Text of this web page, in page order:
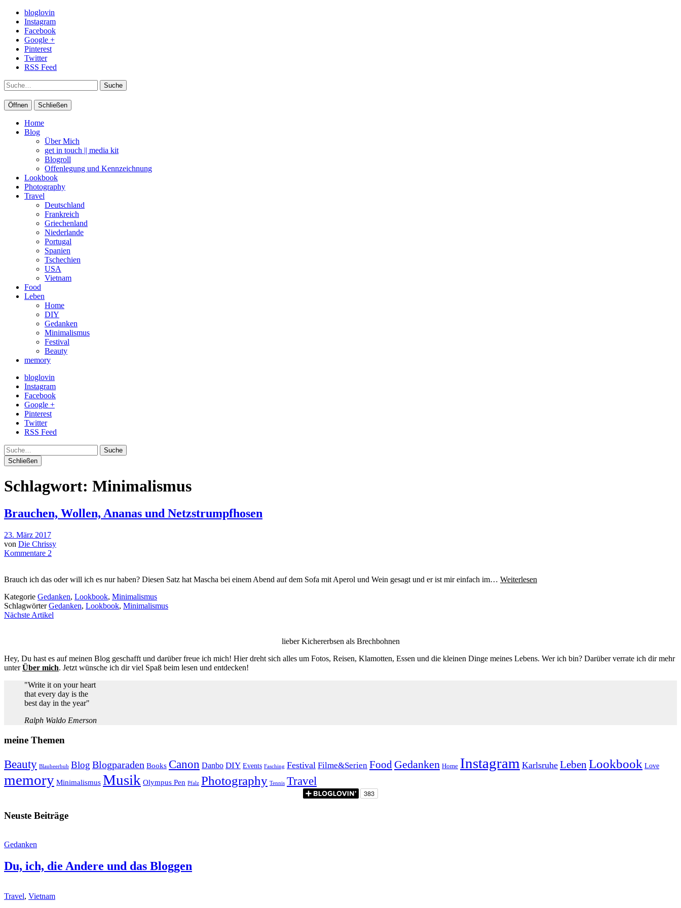
bloglovin
Instagram
Facebook
Google +
Pinterest
Twitter
RSS Feed
Suche
Öffnen Schließen
Home
Blog
Über Mich
get in touch || media kit
Blogroll
Offenlegung und Kennzeichnung
Lookbook
Photography
Travel
Deutschland
Frankreich
Griechenland
Niederlande
Portugal
Spanien
Tschechien
USA
Vietnam
Food
Leben
Home
DIY
Gedanken
Minimalismus
Festival
Beauty
memory
bloglovin
Instagram
Facebook
Google +
Pinterest
Twitter
RSS Feed
Suche
Schließen
Schlagwort: Minimalismus
Brauchen, Wollen, Ananas und Netzstrumpfhosen
23. März 2017
von Die Chrissy
Kommentare 2
Brauch ich das oder will ich es nur haben? Diesen Satz hat Mascha bei einem Abend auf dem Sofa mit Aperol und Wein gesagt und er ist mir einfach im… Weiterlesen
Kategorie Gedanken, Lookbook, Minimalismus
SchlagwörterGedanken, Lookbook, Minimalismus
Nächste Artikel
lieber Kichererbsen als Brechbohnen
Hey, Du hast es auf meinen Blog geschafft und darüber freue ich mich! Hier dreht sich alles um Fotos, Reisen, Klamotten, Essen und die kleinen Dinge meines Lebens. Wer ich bin? Darüber verrate ich dir mehr
unterÜber mich. Jetzt wünsche ich dir viel Spaß beim lesen und entdecken!
"Write it on your heart
that every day is the
best day in the year"
Ralph Waldo Emerson
meine Themen
Beauty Blaubeerbub Blog Blogparaden Books Canon Danbo DIY Events Fasching Festival Filme&Serien Food Gedanken Home Instagram Karlsruhe Leben Lookbook Love
memory Minimalismus Musik Olympus Pen Pfalz Photography Tennis Travel
Neuste Beiträge
Gedanken
Du, ich, die Andere und das Bloggen
Travel, Vietnam